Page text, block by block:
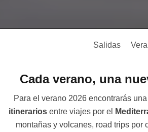
Salidas
Cada verano, una
Para el verano 2026 encontrarás una
itinerarios entre viajes por el
montañas y volcanes, road trips por